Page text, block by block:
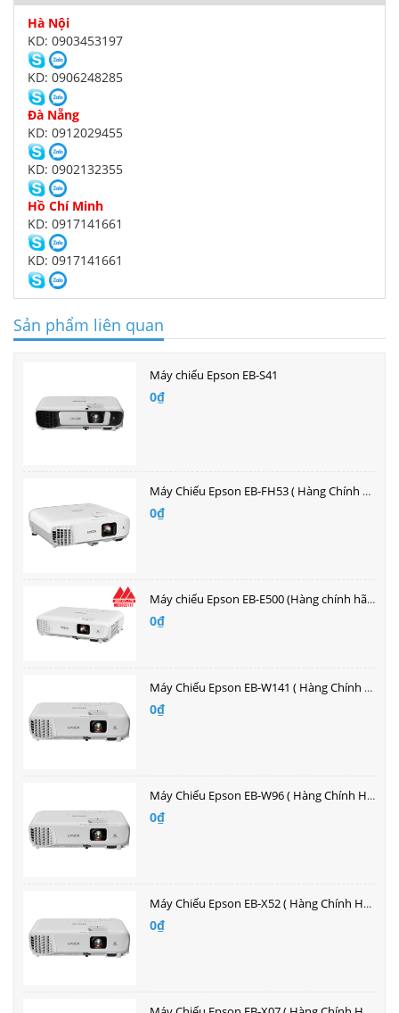
Hà Nội
KD: 0903453197
KD: 0906248285
Đà Nẵng
KD: 0912029455
KD: 0902132355
Hồ Chí Minh
KD: 0917141661
KD: 0917141661
Sản phẩm liên quan
Máy chiếu Epson EB-S41
0₫
Máy Chiếu Epson EB-FH53 ( Hàng Chính Hãng )| Bán buôn giá tốt nhất
0₫
Máy chiếu Epson EB-E500 (Hàng chính hãng bảo hành 2 năm)| Bán buôn giá tốt nhất
0₫
Máy Chiếu Epson EB-W141 ( Hàng Chính Hãng )| Bán buôn giá tốt nhất
0₫
Máy Chiếu Epson EB-W96 ( Hàng Chính Hãng )| Bán buôn giá tốt nhất
0₫
Máy Chiếu Epson EB-X52 ( Hàng Chính Hãng )| Bán buôn giá tốt nhất
0₫